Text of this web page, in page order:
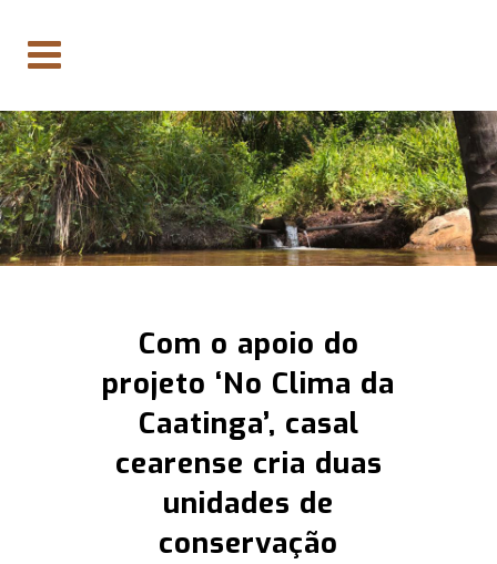
Com o apoio do
projeto ‘No Clima da
Caatinga’, casal
cearense cria duas
unidades de
conservação